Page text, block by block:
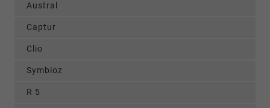
Austral
Captur
Clio
Symbioz
R 5